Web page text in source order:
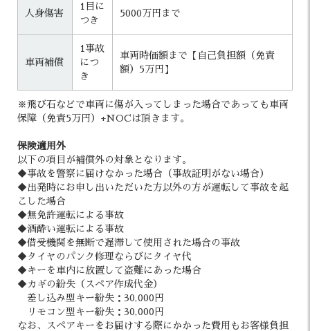
人身傷害
1目に
つき
5000万円まで
車両補償
1事故
につ
き
車両時価額まで【自己負担額（免責
額）5万円】
※飛び石などで車両に傷が入ってしまった場合であっても車両
保障（免責5万円）+NOCは頂きます。
保険適用外
以下の項目が補償外の対象となります。
◆事故を警察に届けなかった場合（事故証明がない場合）
◆出発時にお申し出いただいた方以外の方が運転して事故を起
こした場合
◆無免許運転による事故
◆酒酔い運転による事故
◆借受機関を無断で遅滞して使用された場合の事故
◆タイヤのパンク修理ならびにタイヤ代
◆キーを車内に放置して盗難にあった場合
◆カギの紛失（スペア作成代金）
差し込み型キー紛失：30,000円
リモコン型キー紛失：30,000円
なお、スペアキーをお届けする際にかかった費用もお客様負担